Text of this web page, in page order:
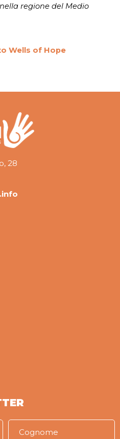
regione del Medio
Wells of Hope
28